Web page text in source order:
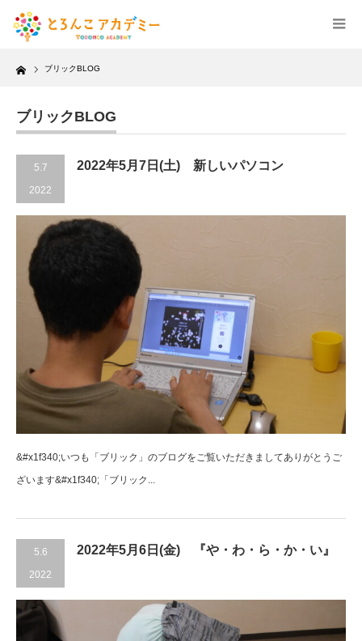
Home ブリックBLOG
ブリックBLOG
5.7
2022
2022年5月7日(土) 新しいパソコン
&#x1f340;いつも「ブリック」のブログをご覧いただきましてありがとうご
ざいます&#x1f340;「ブリック...
5.6
2022
2022年5月6日(金) 『や・わ・ら・か・い』